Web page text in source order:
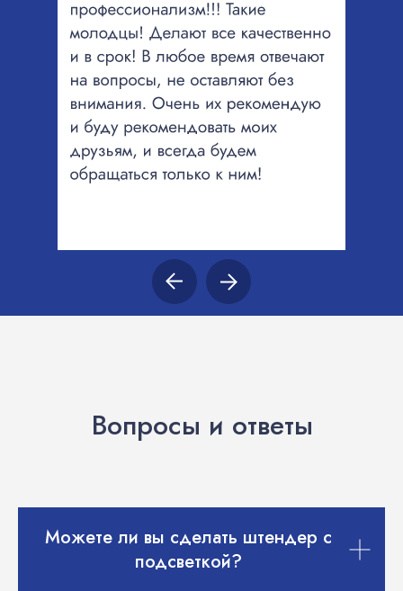
Вопросы и ответы
Можете ли вы сделать штендер с
подсветкой?